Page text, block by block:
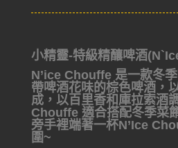
小精靈-特級精釀啤酒
N’ice Chouffe 是一款冬
帶啤酒花味的棕色啤酒，
成，以百里香和庫拉索酒
Chouffe 適合搭配冬季菜
旁手裡端著一杯N’Ice
圍~